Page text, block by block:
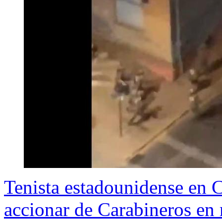
Tenista estadounidense en
accionar de Carabineros